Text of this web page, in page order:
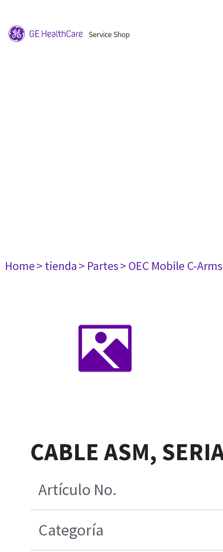
Home> tienda> Partes> OEC Mobile C-Arms
CABLE ASM,
Artículo No.
Categoría